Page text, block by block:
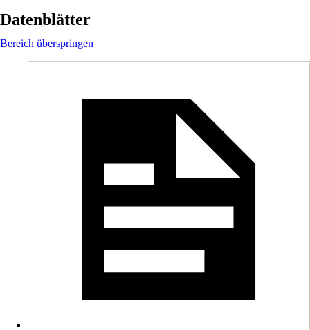
Datenblätter
Bereich überspringen